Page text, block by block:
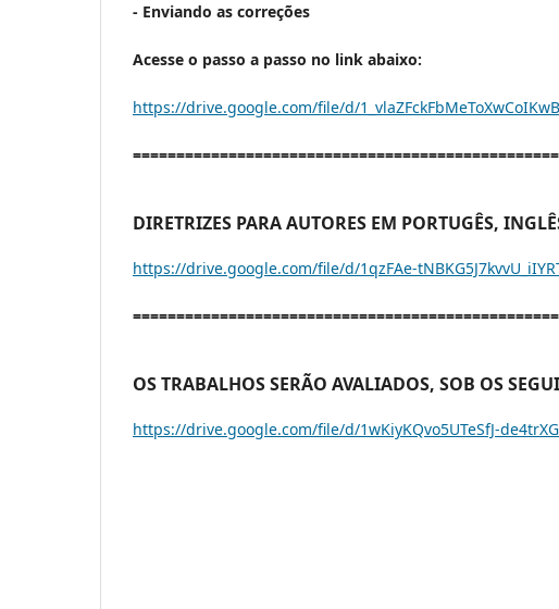
- Enviando as correções
Acesse o passo a passo no link abaixo:
https://drive.google.com/file/d/
DIRETRIZES PARA AUTORES EM PORTUGÊS,
https://drive.google.com/file/d/1qzFAe-
OS TRABALHOS SERÃO AVALIADOS, SOB OS
https://drive.google.com/file/d/1wKiyKQvo5UTeSfJ-